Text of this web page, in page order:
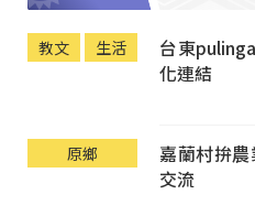
教文 生活
台東
化連結
原鄉
嘉蘭村拚
交流